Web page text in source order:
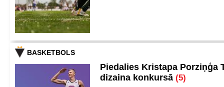
BASKETBOLS
Piedalies Kristapa Porziņģa
dizaina konkursā (5)